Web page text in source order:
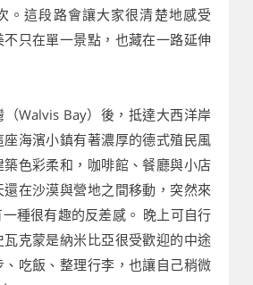
。這段路會讓大家很清楚地感受
只在單一景點，也藏在一路延伸
（Walvis Bay）後，抵達大西洋岸
海濱小鎮有著濃厚的德式殖民風
色彩柔和，咖啡館、餐廳與小店
在沙漠與營地之間移動，突然來
種很有趣的反差感。 晚上可自行
克蒙是納米比亞很受歡迎的中途
吃飯、整理行李，也讓自己稍微